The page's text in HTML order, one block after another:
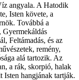
angyala. A Hatodik
Isten követe, a
Továbbá a
Feltámadás, és az
remény,
alá tartozik. Az
a rák, skorpió, halak
Isten hangjának tartják.